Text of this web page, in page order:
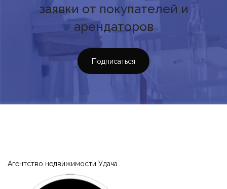
заявки от покупателей и
арендаторов
Подписаться
Агентство недвижимости Удача